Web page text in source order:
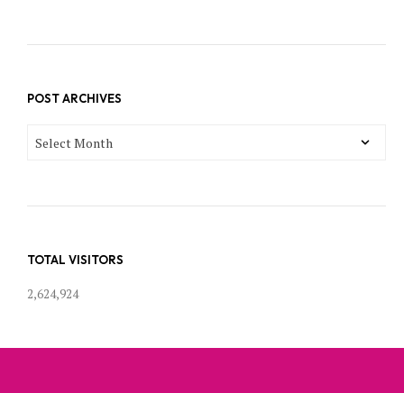
POST ARCHIVES
TOTAL VISITORS
2,624,924